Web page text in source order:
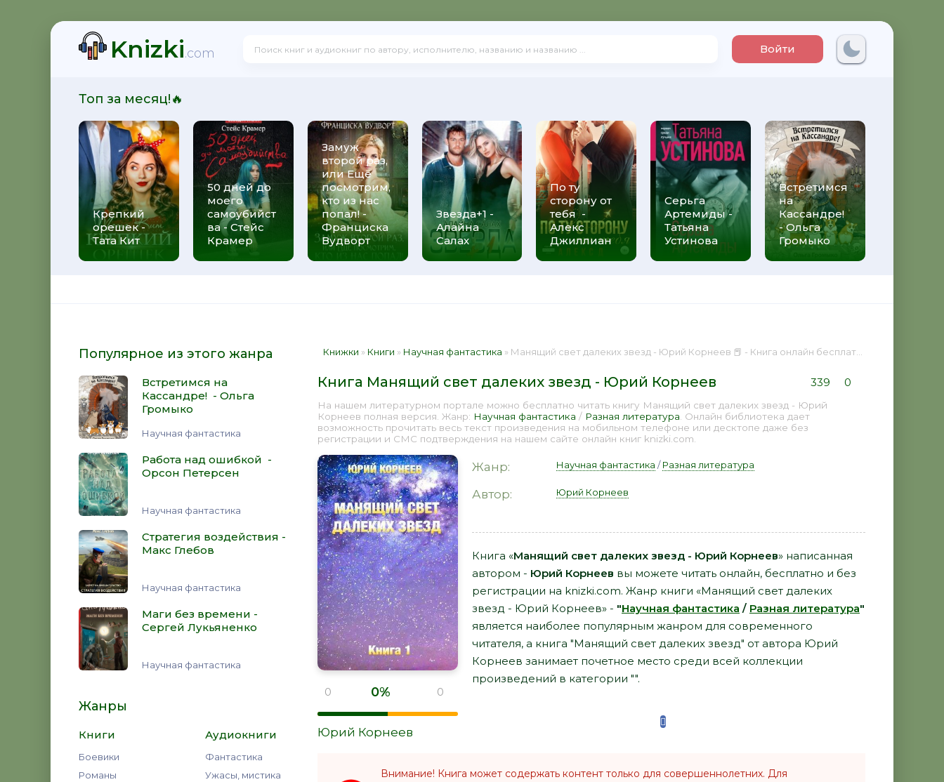
Knizki.com Войти
Топ за месяц!🔥
Крепкий
орешек -
Тата Кит
50 дней до
моего
самоубийст
ва - Стейс
Крамер
Замуж
второй раз,
или Ещё
посмотрим,
кто из нас
попал! -
Франциска
Вудворт
Звезда+1 -
Алайна
Салах
По ту
сторону от
тебя -
Алекс
Джиллиан
Серьга
Артемиды -
Татьяна
Устинова
Встретимся
на
Кассандре!
- Ольга
Громыко
Популярное из этого жанра
Встретимся на
Кассандре! - Ольга
Громыко
Научная фантастика
Работа над ошибкой -
Орсон Петерсен
Научная фантастика
Стратегия воздействия -
Макс Глебов
Научная фантастика
Маги без времени -
Сергей Лукьяненко
Научная фантастика
Жанры
Книги
Боевики
Романы
Аудиокниги
Фантастика
Ужасы, мистика
Книжки » Книги » Научная фантастика » Манящий свет далеких звезд - Юрий Корнеев 📕 - Книга онлайн бесплатно
Книга Манящий свет далеких звезд - Юрий Корнеев 339 0
На нашем литературном портале можно бесплатно читать книгу Манящий свет далеких звезд - Юрий
Корнеев полная версия. Жанр: Научная фантастика / Разная литература . Онлайн библиотека дает
возможность прочитать весь текст произведения на мобильном телефоне или десктопе даже без
регистрации и СМС подтверждения на нашем сайте онлайн книг knizki.com.
0 0% 0
Юрий Корнеев
Жанр: Научная фантастика /Разная литература
Автор: Юрий Корнеев
Книга «Манящий свет далеких звезд - Юрий Корнеев» написанная
автором - Юрий Корнеев вы можете читать онлайн, бесплатно и без
регистрации на knizki.com. Жанр книги «Манящий свет далеких
звезд - Юрий Корнеев» - "Научная фантастика / Разная литература"
является наиболее популярным жанром для современного
читателя, а книга "Манящий свет далеких звезд" от автора Юрий
Корнеев занимает почетное место среди всей коллекции
произведений в категории "".
Внимание! Книга может содержать контент только для совершеннолетних. Для
- Ольга Громыко
Петерсен